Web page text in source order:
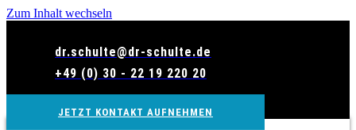
Zum Inhalt wechseln
dr.schulte@dr-schulte.de
+49 (0) 30 - 22 19 220 20
JETZT KONTAKT AUFNEHMEN